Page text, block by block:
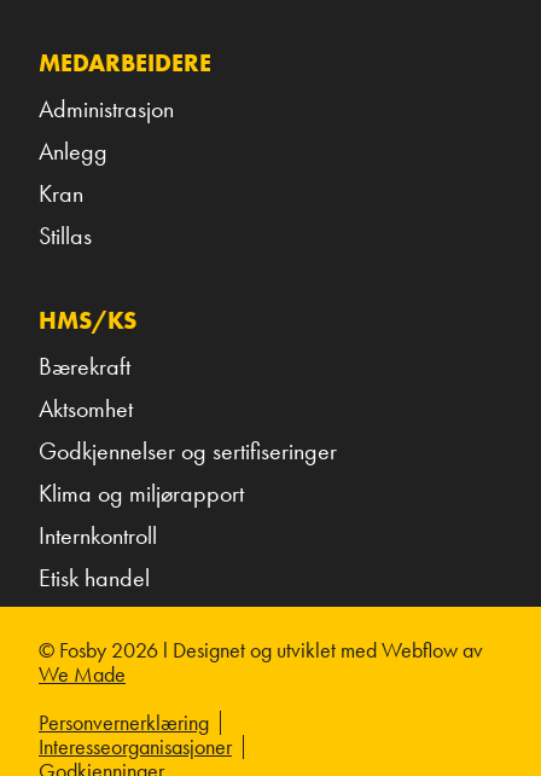
MEDARBEIDERE
Administrasjon
Anlegg
Kran
Stillas
HMS/KS
Bærekraft
Aktsomhet
Godkjennelser og sertifiseringer
Klima og miljørapport
Internkontroll
Etisk handel
Personvernerklæring
Interesseorganisasjoner
Godkjenninger
© Fosby 2026 l Designet og utviklet med Webflow av
We Made